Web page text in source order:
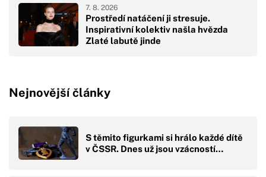
Prostředí natáčení ji stresuje.
Inspirativní kolektiv našla hvězda
Zlaté labutě jinde
7. 8. 2026
Nejnovější články
S těmito figurkami si hrálo každé dítě
v ČSSR. Dnes už jsou vzácností…